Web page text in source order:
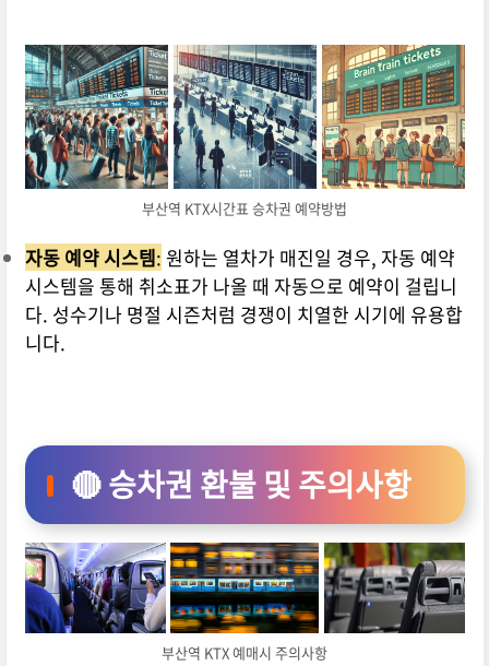
부산역 KTX시간표 승차권 예약방법
자동 예약 시스템: 원하는 열차가 매진일 경우, 자동 예약
시스템을 통해 취소표가 나올 때 자동으로 예약이 걸립니
다. 성수기나 명절 시즌처럼 경쟁이 치열한 시기에 유용합
니다.
🔴 승차권 환불 및 주의사항
부산역 KTX 예매시 주의사항